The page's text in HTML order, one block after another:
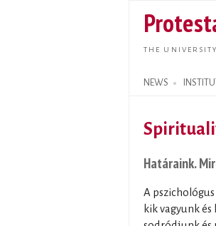
THE
NEWS
Search form
Határaink.
A
kik vagyunk